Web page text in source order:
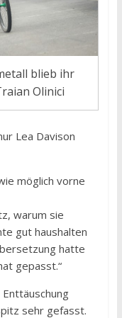
blieb ihr
Olinici
Lea Davison
möglich vorne
warum sie
gut haushalten
hatte
gepasst.“
sehr gefasst.